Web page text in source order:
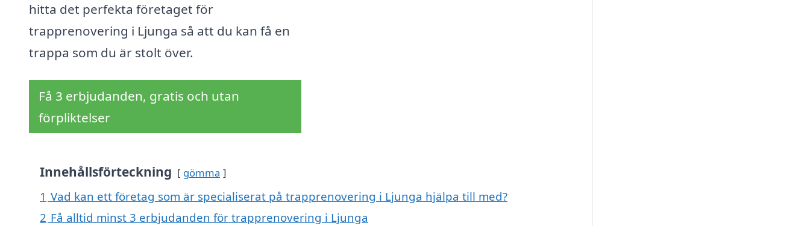
hitta det perfekta företaget för
trapprenovering i Ljunga så att du kan få en
trappa som du är stolt över.
Få 3 erbjudanden, gratis och utan
förpliktelser
Innehållsförteckning gömma
1 Vad kan ett företag som är specialiserat på trapprenovering i Ljunga hjälpa till med?
2 Få alltid minst 3 erbjudanden för trapprenovering i Ljunga